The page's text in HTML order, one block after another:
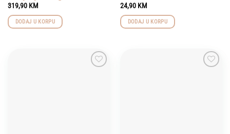
319,90 KM
DODAJ U KORPU
24,90 KM
DODAJ U KORPU